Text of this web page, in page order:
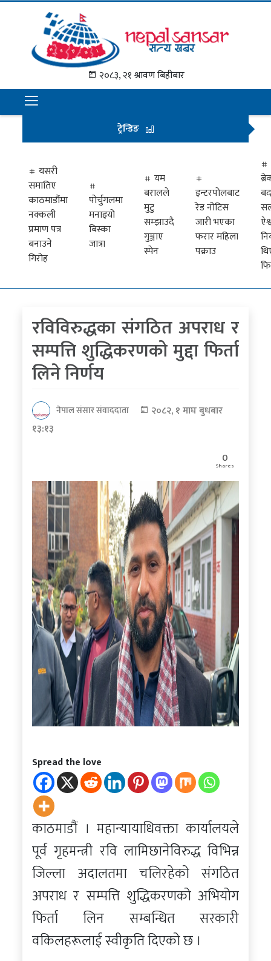
२०८३, २१ श्रावण बिहीबार
समाचार
राजनीति
अन्तराष्ट्रिय
अर्थ
मनोरञ्जन
प्रवास
खेलकुद
पत्रपत्रिकाबाट
ट्रेन्डिङ
यसरी
समातिए
काठमाडौंमा
नक्कली
प्रमाण पत्र
बनाउने
गिरोह
पोर्चुगलमा
मनाइयो
बिस्का
जात्रा
यम
बरालले
मुटु
सम्झाउदै
गुञ्जाए
स्पेन
इन्टरपोलबाट
रेड नोटिस
जारी भएका
फरार महिला
पक्राउ
रविविरुद्धका संगठित अपराध र
सम्पत्ति शुद्धिकरणको मुद्दा फिर्ता
लिने निर्णय
नेपाल संसार संवाददाता
२०८२, १ माघ बुधबार
१३:१३
0
Shares
Spread the love
काठमाडौं । महान्यायाधिवक्ता कार्यालयले
पूर्व गृहमन्त्री रवि लामिछानेविरुद्ध विभिन्न
जिल्ला अदालतमा चलिरहेको संगठित
अपराध र सम्पत्ति शुद्धिकरणको अभियोग
फिर्ता लिन सम्बन्धित सरकारी
वकिलहरूलाई स्वीकृति दिएको छ ।